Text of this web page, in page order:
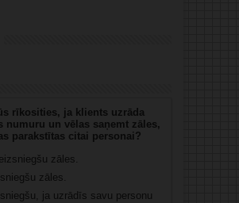
rīkosities, ja klients uzrāda
numuru un vēlas saņemt zāles,
parakstītas citai personai?
zāles.
zāles.
ja uzrādīs savu personu